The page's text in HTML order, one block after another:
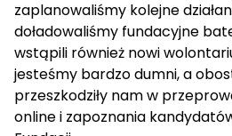
zaplanowaliśmy kolejne
doładowaliśmy fundacyjne
wstąpili również nowi
jesteśmy bardzo dumni, a
przeszkodziły nam w
online i zapoznania